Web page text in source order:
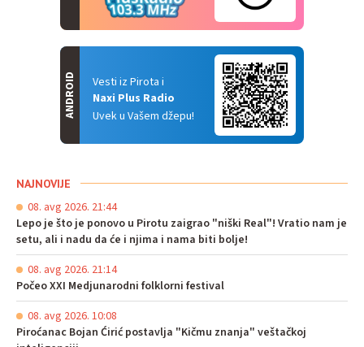
Vesti iz Pirota i
Naxi Plus Radio
Uvek u Vašem džepu!
ANDROID
NAJNOVIJE
08. avg 2026. 21:44
Lepo je što je ponovo u Pirotu zaigrao "niški Real"! Vratio nam je
setu, ali i nadu da će i njima i nama biti bolje!
08. avg 2026. 21:14
Počeo XXI Medjunarodni folklorni festival
08. avg 2026. 10:08
Piroćanac Bojan Ćirić postavlja "Kičmu znanja" veštačkoj